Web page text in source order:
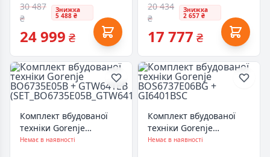
30 487
₴
Знижка
5 488 ₴
24 999 ₴
20 434
₴
Знижка
2 657 ₴
17 777 ₴
Комплект вбудованої
техніки Gorenje
BO6735E05B +
Немає в наявності
Комплект вбудованої
техніки Gorenje
BOS6737E06BG +
Немає в наявності